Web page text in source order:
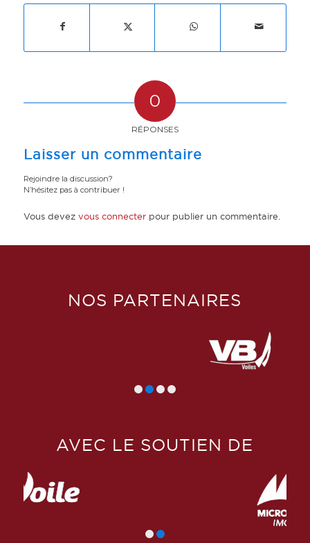
0
RÉPONSES
Laisser un commentaire
Rejoindre la discussion?
N’hésitez pas à contribuer !
Vous devez vous connecterpour publier un commentaire.
NOS PARTENAIRES
AVEC LE SOUTIEN DE